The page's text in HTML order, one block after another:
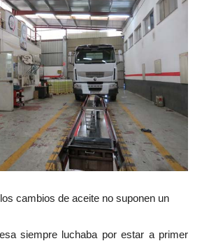
cambios de aceite no suponen un
siempre luchaba por estar a primer